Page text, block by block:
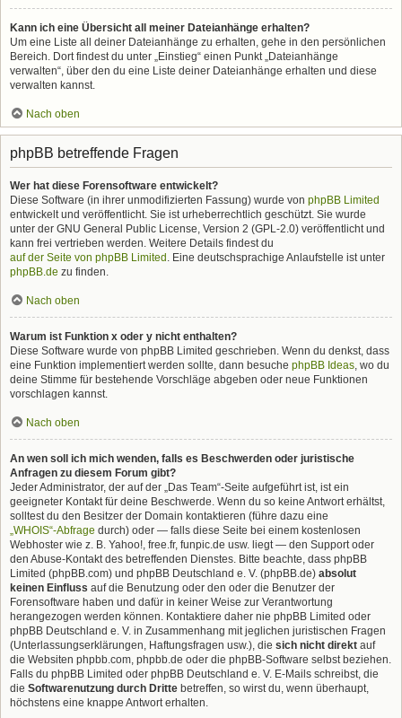
Kann ich eine Übersicht all meiner Dateianhänge erhalten?
Um eine Liste all deiner Dateianhänge zu erhalten, gehe in den persönlichen
Bereich. Dort findest du unter „Einstieg“ einen Punkt „Dateianhänge
verwalten“, über den du eine Liste deiner Dateianhänge erhalten und diese
verwalten kannst.
Nach oben
phpBB betreffende Fragen
Wer hat diese Forensoftware entwickelt?
Diese Software (in ihrer unmodifizierten Fassung) wurde von phpBB Limited
entwickelt und veröffentlicht. Sie ist urheberrechtlich geschützt. Sie wurde
unter der GNU General Public License, Version 2 (GPL-2.0) veröffentlicht und
kann frei vertrieben werden. Weitere Details findest du
auf der Seite von phpBB Limited . Eine deutschsprachige Anlaufstelle ist unter
phpBB.de zu finden.
Nach oben
Warum ist Funktion x oder y nicht enthalten?
Diese Software wurde von phpBB Limited geschrieben. Wenn du denkst, dass
eine Funktion implementiert werden sollte, dann besuche phpBB Ideas, wo du
deine Stimme für bestehende Vorschläge abgeben oder neue Funktionen
vorschlagen kannst.
Nach oben
An wen soll ich mich wenden, falls es Beschwerden oder juristische
Anfragen zu diesem Forum gibt?
Jeder Administrator, der auf der „Das Team“-Seite aufgeführt ist, ist ein
geeigneter Kontakt für deine Beschwerde. Wenn du so keine Antwort erhältst,
solltest du den Besitzer der Domain kontaktieren (führe dazu eine
„WHOIS“-Abfrage durch) oder — falls diese Seite bei einem kostenlosen
Webhoster wie z. B. Yahoo!, free.fr, funpic.de usw. liegt — den Support oder
den Abuse-Kontakt des betreffenden Dienstes. Bitte beachte, dass phpBB
Limited (phpBB.com) und phpBB Deutschland e. V. (phpBB.de) absolut
keinen Einfluss auf die Benutzung oder den oder die Benutzer der
Forensoftware haben und dafür in keiner Weise zur Verantwortung
herangezogen werden können. Kontaktiere daher nie phpBB Limited oder
phpBB Deutschland e. V. in Zusammenhang mit jeglichen juristischen Fragen
(Unterlassungserklärungen, Haftungsfragen usw.), die sich nicht direkt auf
die Websiten phpbb.com, phpbb.de oder die phpBB-Software selbst beziehen.
Falls du phpBB Limited oder phpBB Deutschland e. V. E-Mails schreibst, die
die Softwarenutzung durch Dritte betreffen, so wirst du, wenn überhaupt,
höchstens eine knappe Antwort erhalten.